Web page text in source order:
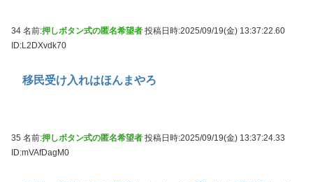
34 名前:押しボタン式の匿名希望者 投稿日時:2025/09/19(金) 13:37:22.60
ID:L2DXvdk70
移民受け入れはほんまやろ
35 名前:押しボタン式の匿名希望者 投稿日時:2025/09/19(金) 13:37:24.33
ID:mVAfDagM0